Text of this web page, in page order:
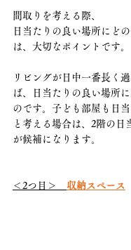
間取りを考える際、
日当たりの良い場所にど
は、大切なポイントです。
リビングが日中一番長く
ば、日当たりの良い場所
のです。子ども部屋も日
と考える場合は、2階の日
が候補になります。
＜2つ目＞ 収納スペース